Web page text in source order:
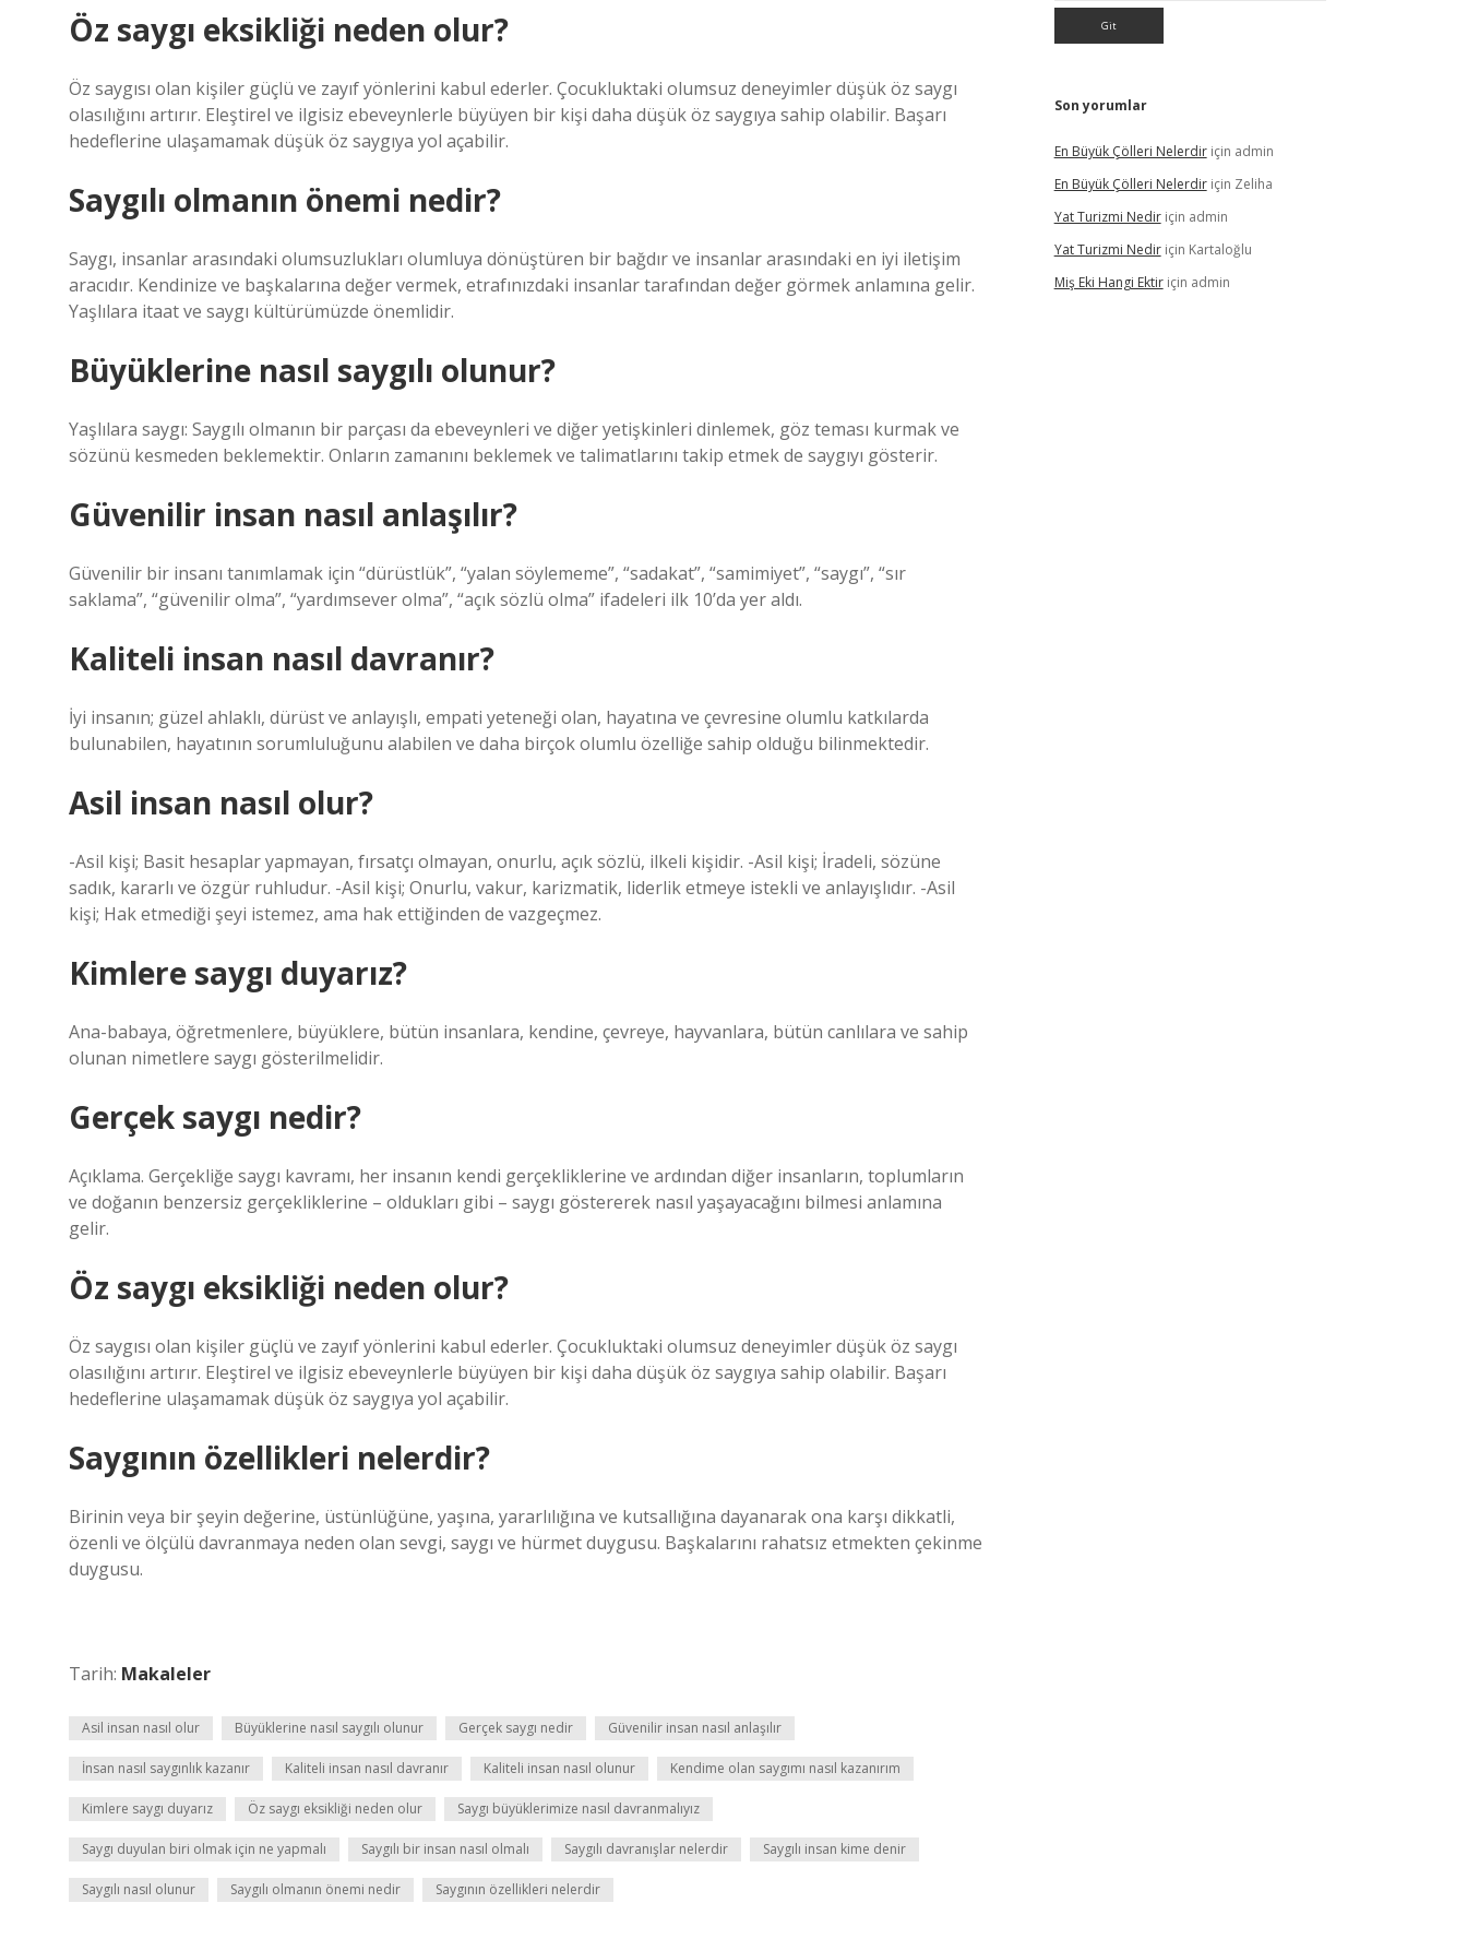
Öz saygı eksikliği neden olur?
Öz saygısı olan kişiler güçlü ve zayıf yönlerini kabul ederler. Çocukluktaki olumsuz deneyimler düşük öz saygı
olasılığını artırır. Eleştirel ve ilgisiz ebeveynlerle büyüyen bir kişi daha düşük öz saygıya sahip olabilir. Başarı
hedeflerine ulaşamamak düşük öz saygıya yol açabilir.
Saygılı olmanın önemi nedir?
Saygı, insanlar arasındaki olumsuzlukları olumluya dönüştüren bir bağdır ve insanlar arasındaki en iyi iletişim
aracıdır. Kendinize ve başkalarına değer vermek, etrafınızdaki insanlar tarafından değer görmek anlamına gelir.
Yaşlılara itaat ve saygı kültürümüzde önemlidir.
Büyüklerine nasıl saygılı olunur?
Yaşlılara saygı: Saygılı olmanın bir parçası da ebeveynleri ve diğer yetişkinleri dinlemek, göz teması kurmak ve
sözünü kesmeden beklemektir. Onların zamanını beklemek ve talimatlarını takip etmek de saygıyı gösterir.
Güvenilir insan nasıl anlaşılır?
Güvenilir bir insanı tanımlamak için “dürüstlük”, “yalan söylememe”, “sadakat”, “samimiyet”, “saygı”, “sır
saklama”, “güvenilir olma”, “yardımsever olma”, “açık sözlü olma” ifadeleri ilk 10’da yer aldı.
Kaliteli insan nasıl davranır?
İyi insanın; güzel ahlaklı, dürüst ve anlayışlı, empati yeteneği olan, hayatına ve çevresine olumlu katkılarda
bulunabilen, hayatının sorumluluğunu alabilen ve daha birçok olumlu özelliğe sahip olduğu bilinmektedir.
Asil insan nasıl olur?
-Asil kişi; Basit hesaplar yapmayan, fırsatçı olmayan, onurlu, açık sözlü, ilkeli kişidir. -Asil kişi; İradeli, sözüne
sadık, kararlı ve özgür ruhludur. -Asil kişi; Onurlu, vakur, karizmatik, liderlik etmeye istekli ve anlayışlıdır. -Asil
kişi; Hak etmediği şeyi istemez, ama hak ettiğinden de vazgeçmez.
Kimlere saygı duyarız?
Ana-babaya, öğretmenlere, büyüklere, bütün insanlara, kendine, çevreye, hayvanlara, bütün canlılara ve sahip
olunan nimetlere saygı gösterilmelidir.
Gerçek saygı nedir?
Açıklama. Gerçekliğe saygı kavramı, her insanın kendi gerçekliklerine ve ardından diğer insanların, toplumların
ve doğanın benzersiz gerçekliklerine – oldukları gibi – saygı göstererek nasıl yaşayacağını bilmesi anlamına
gelir.
Öz saygı eksikliği neden olur?
Öz saygısı olan kişiler güçlü ve zayıf yönlerini kabul ederler. Çocukluktaki olumsuz deneyimler düşük öz saygı
olasılığını artırır. Eleştirel ve ilgisiz ebeveynlerle büyüyen bir kişi daha düşük öz saygıya sahip olabilir. Başarı
hedeflerine ulaşamamak düşük öz saygıya yol açabilir.
Saygının özellikleri nelerdir?
Birinin veya bir şeyin değerine, üstünlüğüne, yaşına, yararlılığına ve kutsallığına dayanarak ona karşı dikkatli,
özenli ve ölçülü davranmaya neden olan sevgi, saygı ve hürmet duygusu. Başkalarını rahatsız etmekten çekinme
duygusu.
Tarih: Makaleler
Asil insan nasıl olur Büyüklerine nasıl saygılı olunur Gerçek saygı nedir Güvenilir insan nasıl anlaşılır
İnsan nasıl saygınlık kazanır Kaliteli insan nasıl davranır Kaliteli insan nasıl olunur Kendime olan saygımı nasıl kazanırım
Kimlere saygı duyarız Öz saygı eksikliği neden olur Saygı büyüklerimize nasıl davranmalıyız
Saygı duyulan biri olmak için ne yapmalı Saygılı bir insan nasıl olmalı Saygılı davranışlar nelerdir Saygılı insan kime denir
Saygılı nasıl olunur Saygılı olmanın önemi nedir Saygının özellikleri nelerdir
Son yorumlar
En Büyük Çölleri Nelerdiriçin admin
En Büyük Çölleri Nelerdiriçin Zeliha
Yat Turizmi Nediriçin admin
Yat Turizmi Nediriçin Kartaloğlu
Miş Eki Hangi Ektiriçin admin